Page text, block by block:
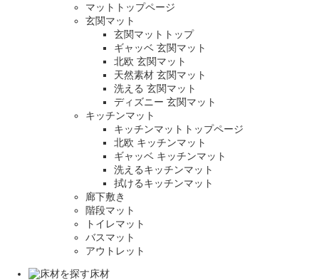
マットトップページ
玄関マット
玄関マットトップ
ギャッベ 玄関マット
北欧 玄関マット
天然素材 玄関マット
洗える 玄関マット
ディズニー 玄関マット
キッチンマット
キッチンマットトップページ
北欧 キッチンマット
ギャッベ キッチンマット
洗えるキッチンマット
拭けるキッチンマット
廊下敷き
階段マット
トイレマット
バスマット
アウトレット
床材